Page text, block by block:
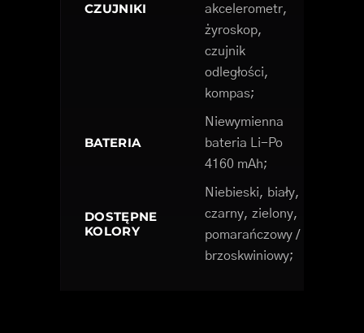
CZUJNIKI
akcelerometr,
żyroskop,
czujnik
odległości,
kompas;
BATERIA
Niewymienna
bateria Li-Po
4160 mAh;
DOSTĘPNE
KOLORY
Niebieski, biały,
czarny, zielony,
pomarańczowy /
brzoskwiniowy;